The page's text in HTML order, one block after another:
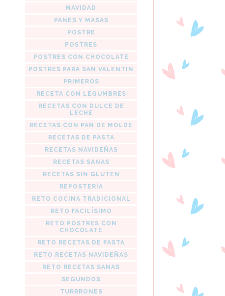
NAVIDAD
PANES Y MASAS
POSTRE
POSTRES
POSTRES CON CHOCOLATE
POSTRES PARA SAN VALENTIN
PRIMEROS
RECETA CON LEGUMBRES
RECETAS CON DULCE DE
LECHE
RECETAS CON PAN DE MOLDE
RECETAS DE PASTA
RECETAS NAVIDEÑAS
RECETAS SANAS
RECETAS SIN GLUTEN
REPOSTERÍA
RETO COCINA TRADICIONAL
RETO FACILÍSIMO
RETO POSTRES CON
CHOCOLATE
RETO RECETAS DE PASTA
RETO RECETAS NAVIDEÑAS
RETO RECETAS SANAS
SEGUNDOS
TURRRONES